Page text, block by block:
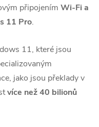
připojením Wi-Fi a
11 Pro.
11, které jsou
jako jsou překlady v
více než 40 bilionů